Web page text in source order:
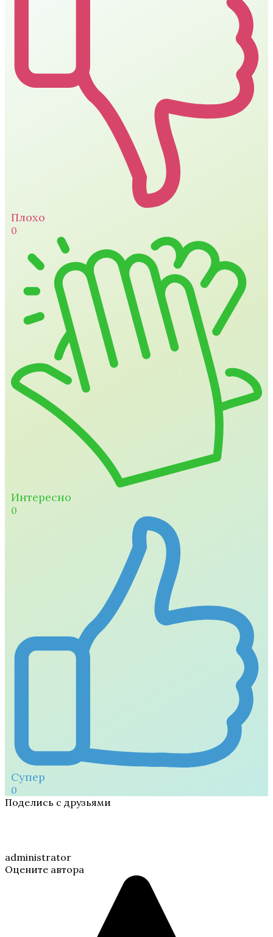
Плохо
0
Интересно
0
Супер
0
Поделись с друзьями
administrator
Оцените автора